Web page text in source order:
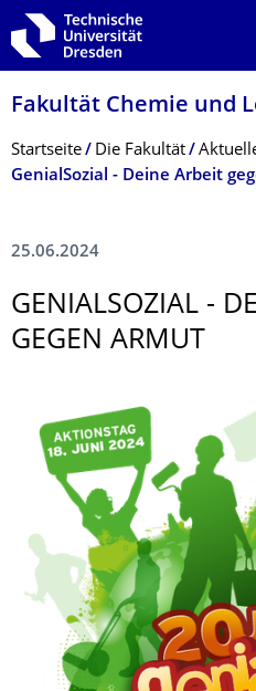
Zur Hauptnavigation springen
Zur Suche springen
Zum Inhalt springen
Fakultät Chemie und
Breadcrumb-Menü
Startseite Die Fakultät
GenialSozial - Deine Arbeit
25.06.2024
GENIALSOZIAL -
GEGEN ARMUT